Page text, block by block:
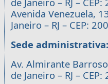
Avenida Venezuela,
Janeiro – RJ – CEP:
Sede administrativa:
Av. Almirante
de Janeiro – RJ –